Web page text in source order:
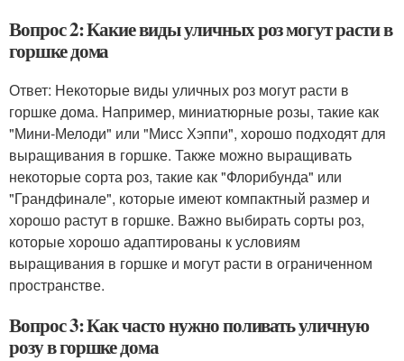
Вопрос 2: Какие виды уличных роз могут расти в
горшке дома
Ответ: Некоторые виды уличных роз могут расти в
горшке дома. Например, миниатюрные розы, такие как
"Мини-Мелоди" или "Мисс Хэппи", хорошо подходят для
выращивания в горшке. Также можно выращивать
некоторые сорта роз, такие как "Флорибунда" или
"Грандфинале", которые имеют компактный размер и
хорошо растут в горшке. Важно выбирать сорты роз,
которые хорошо адаптированы к условиям
выращивания в горшке и могут расти в ограниченном
пространстве.
Вопрос 3: Как часто нужно поливать уличную
розу в горшке дома